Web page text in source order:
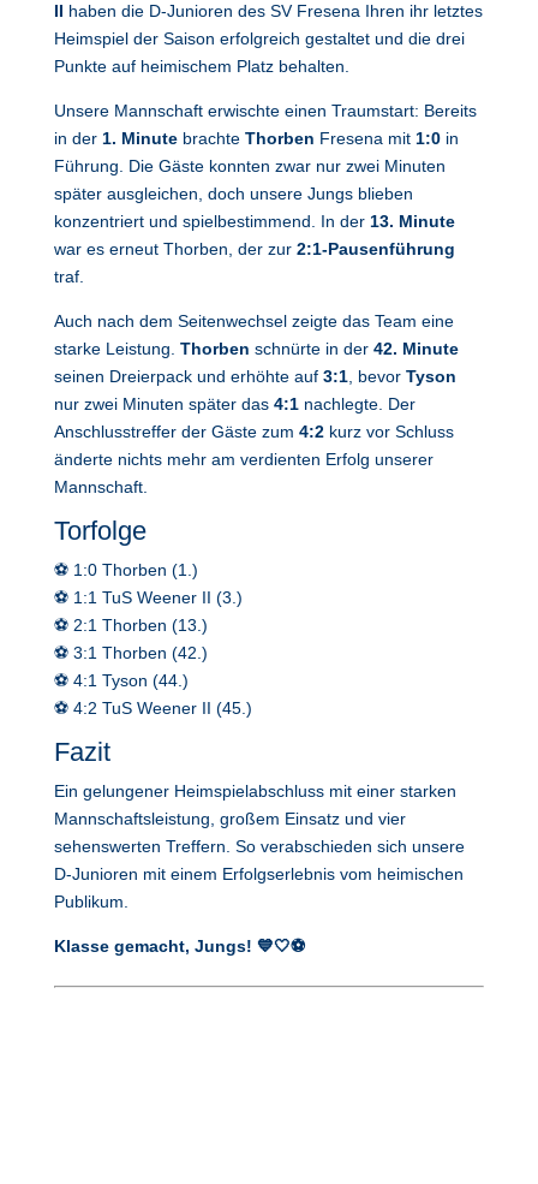
II haben die D-Junioren des SV Fresena Ihren ihr letztes
Heimspiel der Saison erfolgreich gestaltet und die drei
Punkte auf heimischem Platz behalten.
Unsere Mannschaft erwischte einen Traumstart: Bereits
in der 1. Minutebrachte Thorben Fresena mit 1:0in
Führung. Die Gäste konnten zwar nur zwei Minuten
später ausgleichen, doch unsere Jungs blieben
konzentriert und spielbestimmend. In der 13. Minute
war es erneut Thorben, der zur 2:1-Pausenführung
traf.
Auch nach dem Seitenwechsel zeigte das Team eine
starke Leistung. Thorben schnürte in der 42. Minute
seinen Dreierpack und erhöhte auf 3:1, bevor Tyson
nur zwei Minuten später das 4:1nachlegte. Der
Anschlusstreffer der Gäste zum 4:2kurz vor Schluss
änderte nichts mehr am verdienten Erfolg unserer
Mannschaft.
Torfolge
⚽ 1:0 Thorben (1.)
⚽ 1:1 TuS Weener II (3.)
⚽ 2:1 Thorben (13.)
⚽ 3:1 Thorben (42.)
⚽ 4:1 Tyson (44.)
⚽ 4:2 TuS Weener II (45.)
Fazit
Ein gelungener Heimspielabschluss mit einer starken
Mannschaftsleistung, großem Einsatz und vier
sehenswerten Treffern. So verabschieden sich unsere
D-Junioren mit einem Erfolgserlebnis vom heimischen
Publikum.
Klasse gemacht, Jungs! 💙🤍⚽